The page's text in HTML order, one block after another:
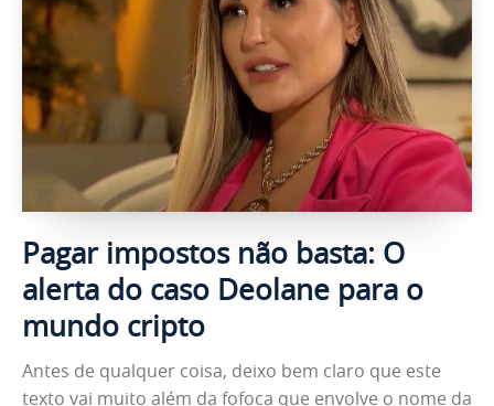
Pagar impostos não basta: O
alerta do caso Deolane para o
mundo cripto
Antes de qualquer coisa, deixo bem claro que este
texto vai muito além da fofoca que envolve o nome da